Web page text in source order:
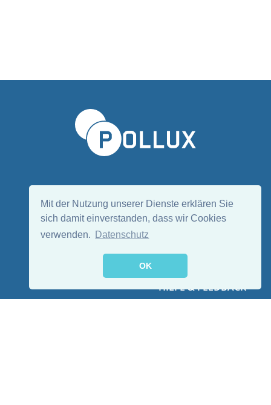
Mit der Nutzung unserer Dienste erklären Sie
sich damit einverstanden, dass wir Cookies
verwenden.
Datenschutz
OK
HILFE & FEEDBACK
EN